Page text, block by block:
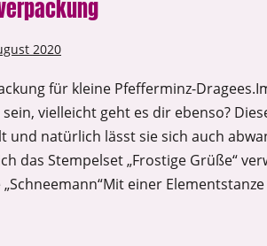
2020
für kleine Pfefferminz-
vielleicht geht es dir ebenso?
und natürlich lässt sie sich auch
das Stempelset „Frostige Grüße“
einer